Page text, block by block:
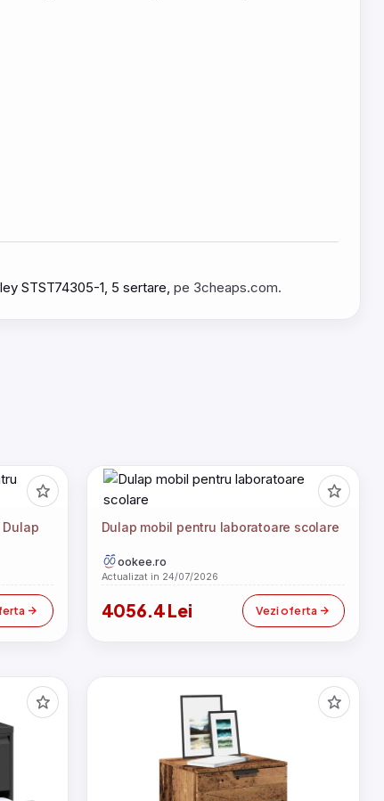
STST74305-1, 5 sertare, pe 3cheaps.com.
Dulap mobil pentru laboratoare scolare
ookee.ro
Actualizat in 24/07/2026
4056.4 Lei Vezi oferta